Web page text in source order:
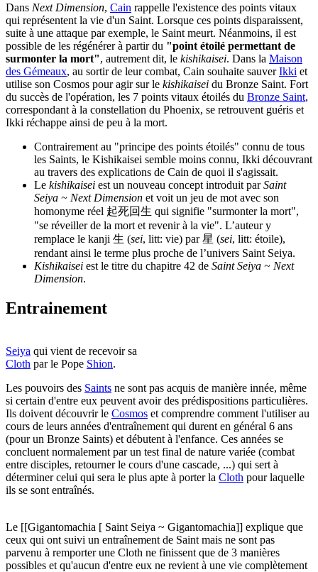
Dans Next Dimension, Cain rappelle l'existence des points vitaux
qui représentent la vie d'un Saint. Lorsque ces points disparaissent,
suite à une attaque par exemple, le Saint meurt. Néanmoins, il est
possible de les régénérer à partir du "point étoilé permettant de
surmonter la mort", autrement dit, le kishikaisei. Dans la Maison
des Gémeaux, au sortir de leur combat, Cain souhaite sauverIkki et
utilise son Cosmos pour agir sur le kishikaisei du Bronze Saint. Fort
du succès de l'opération, les 7 points vitaux étoilés du Bronze Saint,
correspondant à la constellation du Phoenix, se retrouvent guéris et
Ikki réchappe ainsi de peu à la mort.
Contrairement au "principe des points étoilés" connu de tous
les Saints, le Kishikaisei semble moins connu, Ikki découvrant
au travers des explications de Cain de quoi il s'agissait.
Le kishikaisei est un nouveau concept introduit parSaint
Seiya ~ Next Dimension et voit un jeu de mot avec son
homonyme réel 起死回生 qui signifie "surmonter la mort",
"se réveiller de la mort et revenir à la vie". L’auteur y
remplace le kanji 生 (sei, litt: vie) par 星 (sei, litt: étoile),
rendant ainsi le terme plus proche de l’univers Saint Seiya.
Kishikaisei est le titre du chapitre 42 de Saint Seiya ~ Next
Dimension.
Entrainement
Seiya qui vient de recevoir sa
Cloth par le Pope Shion.
Les pouvoirs des Saints ne sont pas acquis de manière innée, même
si certain d'entre eux peuvent avoir des prédispositions particulières.
Ils doivent découvrir le Cosmos et comprendre comment l'utiliser au
cours de leurs années d'entraînement qui durent en général 6 ans
(pour un Bronze Saints) et débutent à l'enfance. Ces années se
concluent normalement par un test final de nature variée (combat
entre disciples, retourner le cours d'une cascade, ...) qui sert à
déterminer celui qui sera le plus apte à porter la Cloth pour laquelle
ils se sont entraînés.
Le [[Gigantomachia [ Saint Seiya ~ Gigantomachia]] explique que
ceux qui ont suivi un entraînement de Saint mais ne sont pas
parvenu à remporter une Cloth ne finissent que de 3 manières
possibles et qu'aucun d'entre eux ne revient à une vie complètement